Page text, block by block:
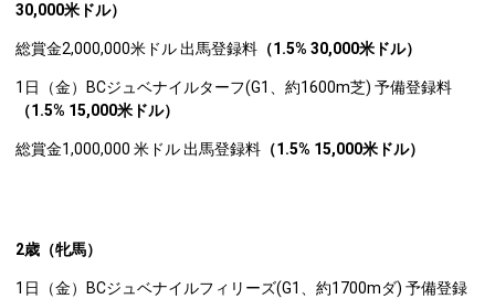
30,000米ドル）
総賞金2,000,000米ドル 出馬登録料 （1.5% 30,000米ドル）
1日（金）BCジュベナイルターフ(G1、約1600m芝) 予備登録料
（1.5% 15,000米ドル）
総賞金1,000,000 米ドル 出馬登録料 （1.5% 15,000米ドル）
2歳（牝馬）
1日（金）BCジュベナイルフィリーズ(G1、約1700mダ) 予備登録